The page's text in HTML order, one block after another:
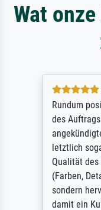
Wat
Rundum
des
letztlich
Qualität des
(Farben,
sondern
damit ein